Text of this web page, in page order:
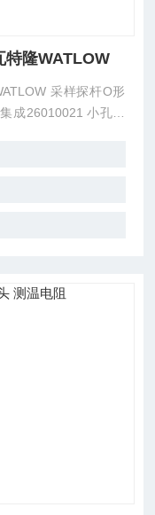
特隆WATLOW
采样探杆O形
成26010021 小孔集
加热器集成5301